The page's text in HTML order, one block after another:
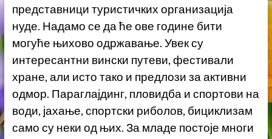
представници туристичких организација
нуде. Надамо се да ће ове године бити
могуће њихово одржавање. Увек су
интересантни вински путеви, фестивали
хране, али исто тако и предлози за активни
одмор. Параглајдинг, пловидба и спортови на
води, јахање, спортски риболов, бициклизам
само су неки од њих. За младе постоје многи